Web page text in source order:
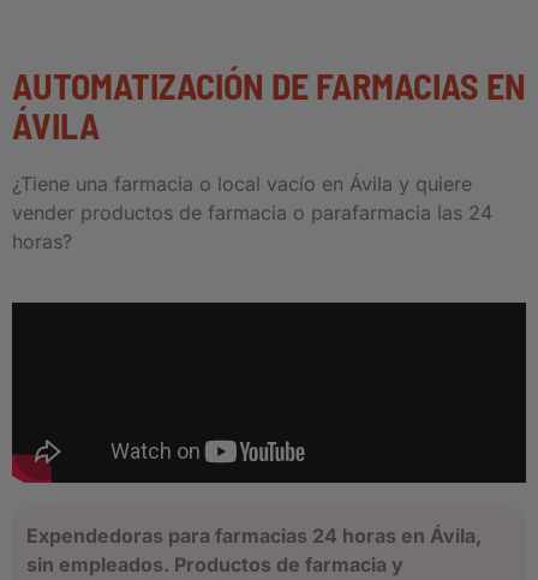
AUTOMATIZACIÓN DE FARMACIAS EN
ÁVILA
¿Tiene una farmacia o local vacío en Ávila y quiere
vender productos de farmacia o parafarmacia las 24
horas?
Expendedoras para farmacias 24 horas en Ávila,
sin empleados. Productos de farmacia y